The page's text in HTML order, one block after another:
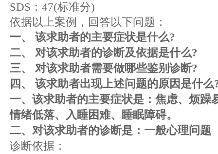
SDS：47(标准分)
依据以上案例，回答以下问题：
一、 该求助者的主要症状是什么?
二、 对该求助者的诊断及依据是什么?
三、 对该求助者需要做哪些鉴别诊断?
四、 该求助者出现上述问题的原因是什么
一、该求助者的主要症状是：焦虑、烦躁
情绪低落、入睡困难、睡眠障碍。
二、对该求助者的诊断是：一般心理问题
诊断依据：